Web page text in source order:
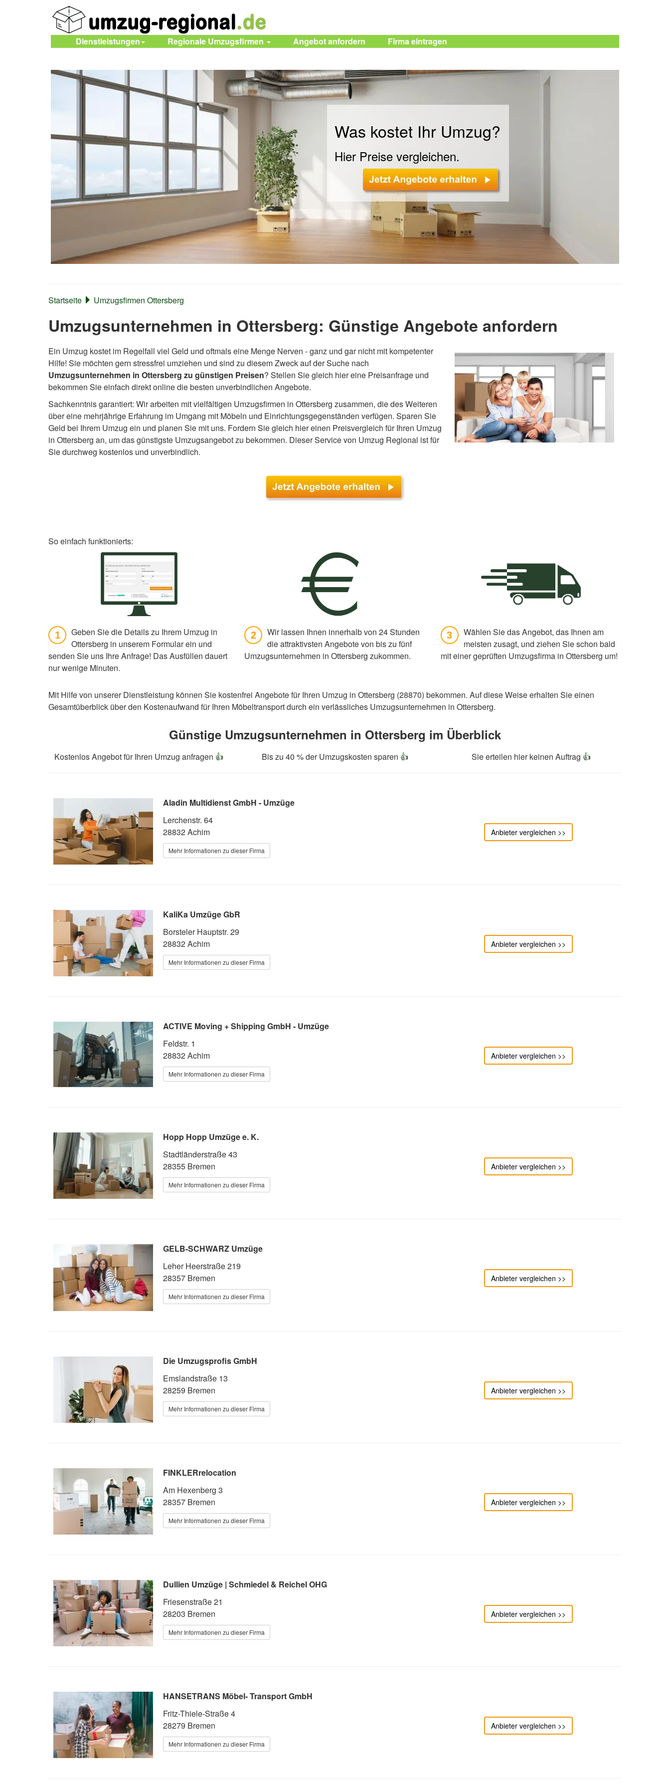
Dienstleistungen Regionale Umzugsfirmen Angebot anfordern Firma eintragen
Was kostet Ihr Umzug?
Hier Preise vergleichen.
Startseite Umzugsfirmen Ottersberg
Umzugsunternehmen in Ottersberg: Günstige Angebote anfordern
Ein Umzug kostet im Regelfall viel Geld und oftmals eine Menge Nerven - ganz und gar nicht mit kompetenter
Hilfe! Sie möchten gern stressfrei umziehen und sind zu diesem Zweck auf der Suche nach
Umzugsunternehmen in Ottersberg zu günstigen Preisen? Stellen Sie gleich hier eine Preisanfrage und
bekommen Sie einfach direkt online die besten unverbindlichen Angebote.
Sachkenntnis garantiert: Wir arbeiten mit vielfältigen Umzugsfirmen in Ottersberg zusammen, die des Weiteren
über eine mehrjährige Erfahrung im Umgang mit Möbeln und Einrichtungsgegenständen verfügen. Sparen Sie
Geld bei Ihrem Umzug ein und planen Sie mit uns. Fordern Sie gleich hier einen Preisvergleich für Ihren Umzug
in Ottersberg an, um das günstigste Umzugsangebot zu bekommen. Dieser Service von Umzug Regional ist für
Sie durchweg kostenlos und unverbindlich.
So einfach funktionierts:
1
Geben Sie die Details zu Ihrem Umzug in
Ottersberg in unserem Formular ein und
senden Sie uns Ihre Anfrage! Das Ausfüllen dauert
nur wenige Minuten.
2
Wir lassen Ihnen innerhalb von 24 Stunden
die attraktivsten Angebote von bis zu fünf
Umzugsunternehmen in Ottersberg zukommen.
3
Wählen Sie das Angebot, das Ihnen am
meisten zusagt, und ziehen Sie schon bald
mit einer geprüften Umzugsfirma in Ottersberg um!
Mit Hilfe von unserer Dienstleistung können Sie kostenfrei Angebote für Ihren Umzug in Ottersberg (28870) bekommen. Auf diese Weise erhalten Sie einen
Gesamtüberblick über den Kostenaufwand für Ihren Möbeltransport durch ein verlässliches Umzugsunternehmen in Ottersberg.
Günstige Umzugsunternehmen in Ottersberg im Überblick
Kostenlos Angebot für Ihren Umzug anfragen 👍 Bis zu 40 % der Umzugskosten sparen 👍 Sie erteilen hier keinen Auftrag 👍
Aladin Multidienst GmbH - Umzüge
Lerchenstr. 64
28832 Achim
Mehr Informationen zu dieser Firma
Anbieter vergleichen >>
KaliKa Umzüge GbR
Borsteler Hauptstr. 29
28832 Achim
Mehr Informationen zu dieser Firma
Anbieter vergleichen >>
ACTIVE Moving + Shipping GmbH - Umzüge
Feldstr. 1
28832 Achim
Mehr Informationen zu dieser Firma
Anbieter vergleichen >>
Hopp Hopp Umzüge e. K.
Stadtländerstraße 43
28355 Bremen
Mehr Informationen zu dieser Firma
Anbieter vergleichen >>
GELB-SCHWARZ Umzüge
Leher Heerstraße 219
28357 Bremen
Mehr Informationen zu dieser Firma
Anbieter vergleichen >>
Die Umzugsprofis GmbH
Emslandstraße 13
28259 Bremen
Mehr Informationen zu dieser Firma
Anbieter vergleichen >>
FINKLERrelocation
Am Hexenberg 3
28357 Bremen
Mehr Informationen zu dieser Firma
Anbieter vergleichen >>
Dullien Umzüge | Schmiedel & Reichel OHG
Friesenstraße 21
28203 Bremen
Mehr Informationen zu dieser Firma
Anbieter vergleichen >>
HANSETRANS Möbel- Transport GmbH
Fritz-Thiele-Straße 4
28279 Bremen
Mehr Informationen zu dieser Firma
Anbieter vergleichen >>